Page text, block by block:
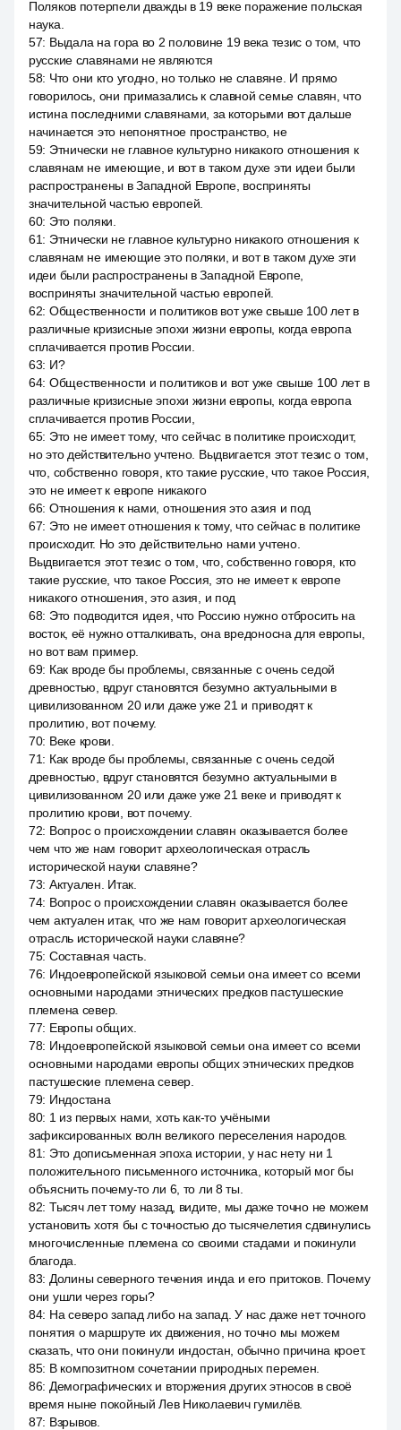
Поляков потерпели дважды в 19 веке поражение польская
наука.
57: Выдала на гора во 2 половине 19 века тезис о том, что
русские славянами не являются
58: Что они кто угодно, но только не славяне. И прямо
говорилось, они примазались к славной семье славян, что
истина последними славянами, за которыми вот дальше
начинается это непонятное пространство, не
59: Этнически не главное культурно никакого отношения к
славянам не имеющие, и вот в таком духе эти идеи были
распространены в Западной Европе, восприняты
значительной частью европей.
60: Это поляки.
61: Этнически не главное культурно никакого отношения к
славянам не имеющие это поляки, и вот в таком духе эти
идеи были распространены в Западной Европе,
восприняты значительной частью европей.
62: Общественности и политиков вот уже свыше 100 лет в
различные кризисные эпохи жизни европы, когда европа
сплачивается против России.
63: И?
64: Общественности и политиков и вот уже свыше 100 лет в
различные кризисные эпохи жизни европы, когда европа
сплачивается против России,
65: Это не имеет тому, что сейчас в политике происходит,
но это действительно учтено. Выдвигается этот тезис о том,
что, собственно говоря, кто такие русские, что такое Россия,
это не имеет к европе никакого
66: Отношения к нами, отношения это азия и под
67: Это не имеет отношения к тому, что сейчас в политике
происходит. Но это действительно нами учтено.
Выдвигается этот тезис о том, что, собственно говоря, кто
такие русские, что такое Россия, это не имеет к европе
никакого отношения, это азия, и под
68: Это подводится идея, что Россию нужно отбросить на
восток, её нужно отталкивать, она вредоносна для европы,
но вот вам пример.
69: Как вроде бы проблемы, связанные с очень седой
древностью, вдруг становятся безумно актуальными в
цивилизованном 20 или даже уже 21 и приводят к
пролитию, вот почему.
70: Веке крови.
71: Как вроде бы проблемы, связанные с очень седой
древностью, вдруг становятся безумно актуальными в
цивилизованном 20 или даже уже 21 веке и приводят к
пролитию крови, вот почему.
72: Вопрос о происхождении славян оказывается более
чем что же нам говорит археологическая отрасль
исторической науки славяне?
73: Актуален. Итак.
74: Вопрос о происхождении славян оказывается более
чем актуален итак, что же нам говорит археологическая
отрасль исторической науки славяне?
75: Составная часть.
76: Индоевропейской языковой семьи она имеет со всеми
основными народами этнических предков пастушеские
племена север.
77: Европы общих.
78: Индоевропейской языковой семьи она имеет со всеми
основными народами европы общих этнических предков
пастушеские племена север.
79: Индостана
80: 1 из первых нами, хоть как-то учёными
зафиксированных волн великого переселения народов.
81: Это дописьменная эпоха истории, у нас нету ни 1
положительного письменного источника, который мог бы
объяснить почему-то ли 6, то ли 8 ты.
82: Тысяч лет тому назад, видите, мы даже точно не можем
установить хотя бы с точностью до тысячелетия сдвинулись
многочисленные племена со своими стадами и покинули
благода.
83: Долины северного течения инда и его притоков. Почему
они ушли через горы?
84: На северо запад либо на запад. У нас даже нет точного
понятия о маршруте их движения, но точно мы можем
сказать, что они покинули индостан, обычно причина кроет.
85: В композитном сочетании природных перемен.
86: Демографических и вторжения других этносов в своё
время ныне покойный Лев Николаевич гумилёв.
87: Взрывов.